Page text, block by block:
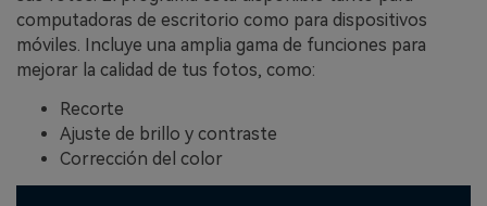
computadoras de escritorio como para dispositivos
móviles. Incluye una amplia gama de funciones para
mejorar la calidad de tus fotos, como:
Recorte
Ajuste de brillo y contraste
Corrección del color